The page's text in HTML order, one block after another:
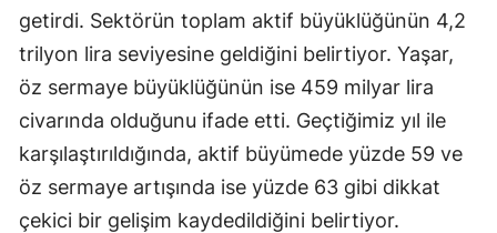
Hakkari
Hatay
Isparta
Mersin
İstanbul
getirdi. Sektörün toplam aktif büyüklüğünün 4,2
trilyon lira seviyesine geldiğini belirtiyor. Yaşar,
öz sermaye büyüklüğünün ise 459 milyar lira
civarında olduğunu ifade etti. Geçtiğimiz yıl ile
karşılaştırıldığında, aktif büyümede yüzde 59 ve
öz sermaye artışında ise yüzde 63 gibi dikkat
çekici bir gelişim kaydedildiğini belirtiyor.